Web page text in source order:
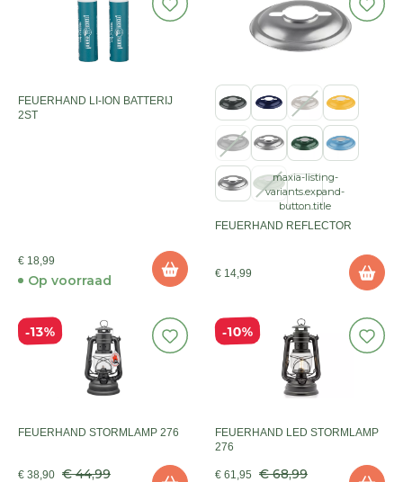
FEUERHAND LI-ION BATTERIJ
2ST
€ 18,99
Op voorraad
maxia-listing-
variants.expand-
button.title
FEUERHAND REFLECTOR
€ 14,99
13%
FEUERHAND STORMLAMP 276
€ 38,90 € 44,99
10%
FEUERHAND LED STORMLAMP
276
€ 61,95 € 68,99